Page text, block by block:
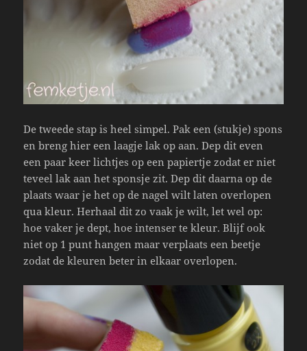
De tweede stap is heel simpel. Pak een (stukje) spons
en breng hier een laagje lak op aan. Dep dit even
een paar keer lichtjes op een papiertje zodat er niet
teveel lak aan het sponsje zit. Dep dit daarna op de
plaats waar je het op de nagel wilt laten overlopen
qua kleur. Herhaal dit zo vaak je wilt, let wel op:
hoe vaker je dept, hoe intenser te kleur. Blijf ook
niet op 1 punt hangen maar verplaats een beetje
zodat de kleuren beter in elkaar overlopen.